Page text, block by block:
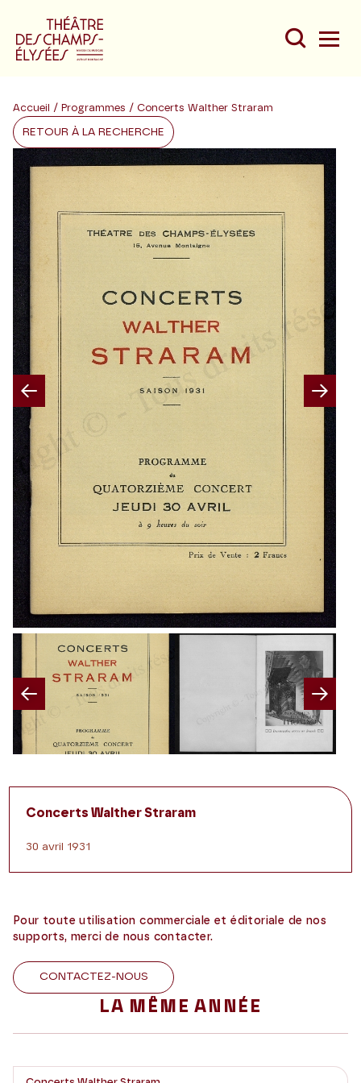
Du
Accueil / Programmes / Concerts Walther Straram
RETOUR À LA RECHERCHE
Previous
Concerts Walther Straram
30 avril 1931
Pour toute utilisation commerciale et éditoriale de nos
supports, merci de nous contacter.
CONTACTEZ-NOUS
LA MÊME ANNÉE